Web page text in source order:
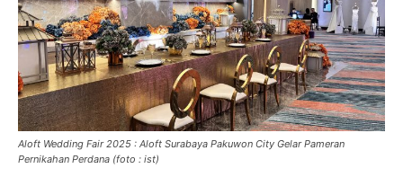
Aloft Wedding Fair 2025 : Aloft Surabaya Pakuwon City Gelar Pameran
Pernikahan Perdana (foto : ist)